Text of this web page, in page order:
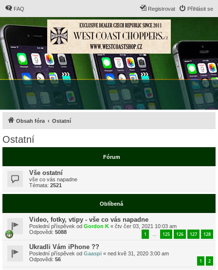
FAQ Přihlásit se
Registrovat
Obsah fóra Ostatní
Ostatní
Fórum
Vše ostatní
vše co vás napadne
Témata: 2521
Oblíbená
Video, fotky, vtipy - vše co vás napadne
Poslední příspěvek od Gordon K « čtv čer 03, 2021 10:03 am
Odpovědi: 5088 1 … 125 126 127 128
Ukradli Vám iPhone ??
Poslední příspěvek od Gaaspi « ned kvě 31, 2020 3:00 am
Odpovědi: 56 1 2